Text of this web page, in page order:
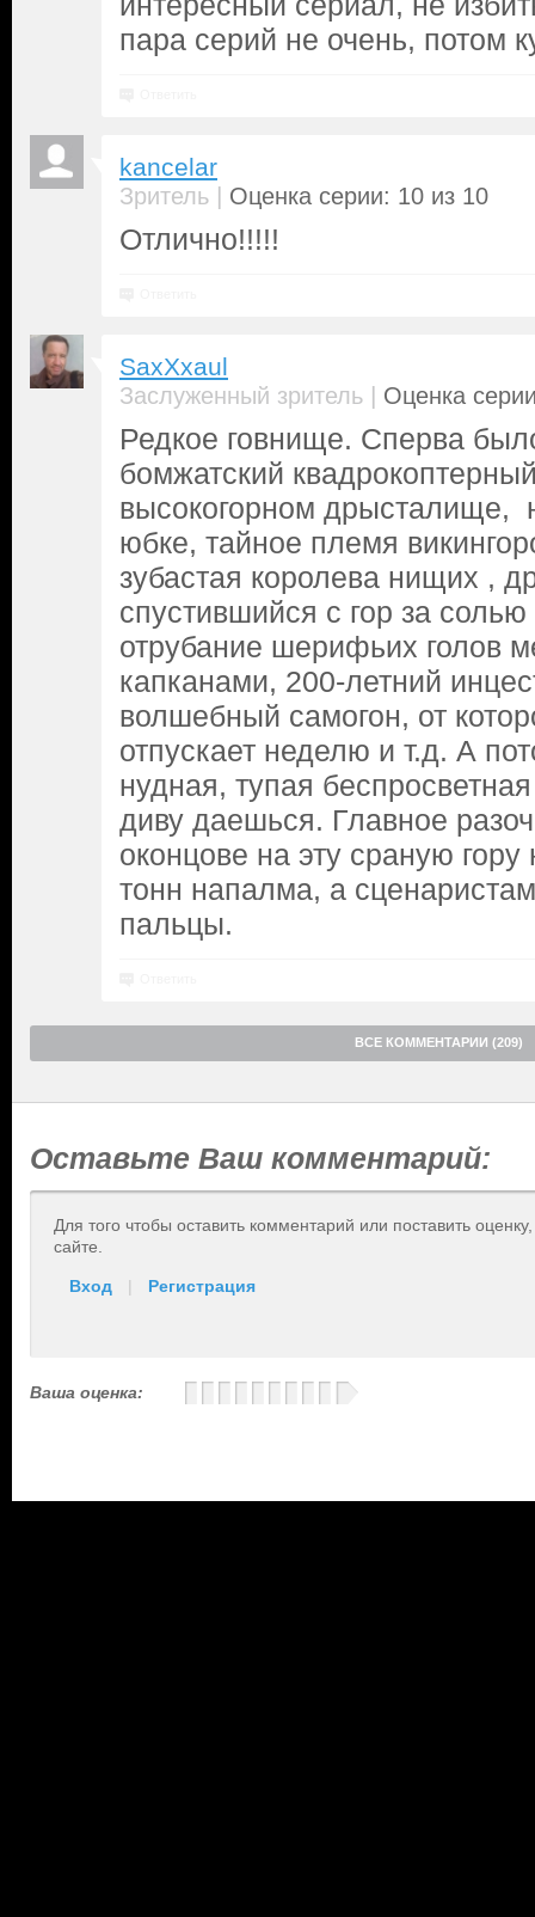
пара серий не очень, потом
kancelar
Зритель | Оценка серии: 10 из 10
Отлично!!!!!
SaxXxaul
Заслуженный зритель | Оценка
Редкое говнище. Сперва
бомжатский
высокогорном дрысталище,
юбке, тайное племя
зубастая королева нищих ,
спустившийся с гор за
отрубание шерифьих голов
капканами, 200-летний
волшебный самогон, от
отпускает неделю и т.д. А
нудная, тупая
диву даешься. Главное
оконцове на эту сраную
тонн напалма, а
пальцы.
ВСЕ КОММЕНТАРИИ (209)
Оставьте Ваш комментарий:
Для того чтобы оставить комментарий или поставить
сайте.
Вход | Регистрация
Ваша оценка: